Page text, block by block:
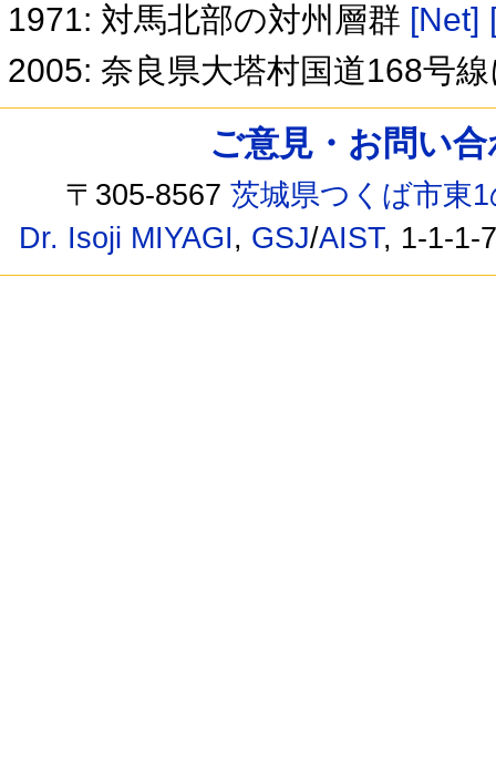
1971: 対馬北部の対州層群 [Net]
2005: 奈良県大塔村国道168号
ご意見・お問い
〒305-8567茨城県つくば市東
Dr. Isoji MIYAGI, GSJ/AIST, 1-1-1-